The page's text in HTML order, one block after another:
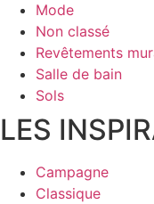
Mode
Non classé
Revêtements
Salle de bain
Sols
LES
Campagne
Classique